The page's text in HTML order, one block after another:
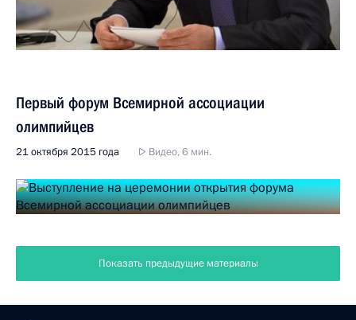
Первый форум Всемирной ассоциации
олимпийцев
21 октября 2015 года Видео, 6 мин.
Показать предыдущие материалы